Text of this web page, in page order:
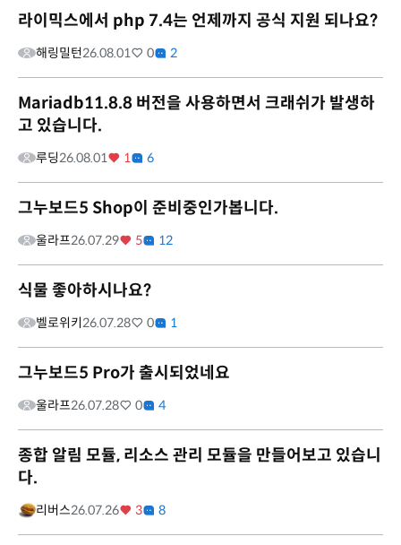
라이믹스에서 php 7.4는 언제까지 공식 지원 되나요?
해링밀턴26.08.01 0 2
Mariadb11.8.8 버전을 사용하면서 크래쉬가 발생하
고 있습니다.
루딩26.08.01 1 6
그누보드5 Shop이 준비중인가봅니다.
울라프26.07.29 5 12
식물 좋아하시나요?
벨로위키26.07.28 0 1
그누보드5 Pro가 출시되었네요
울라프26.07.28 0 4
종합 알림 모듈, 리소스 관리 모듈을 만들어보고 있습니
다.
리버스26.07.26 3 8